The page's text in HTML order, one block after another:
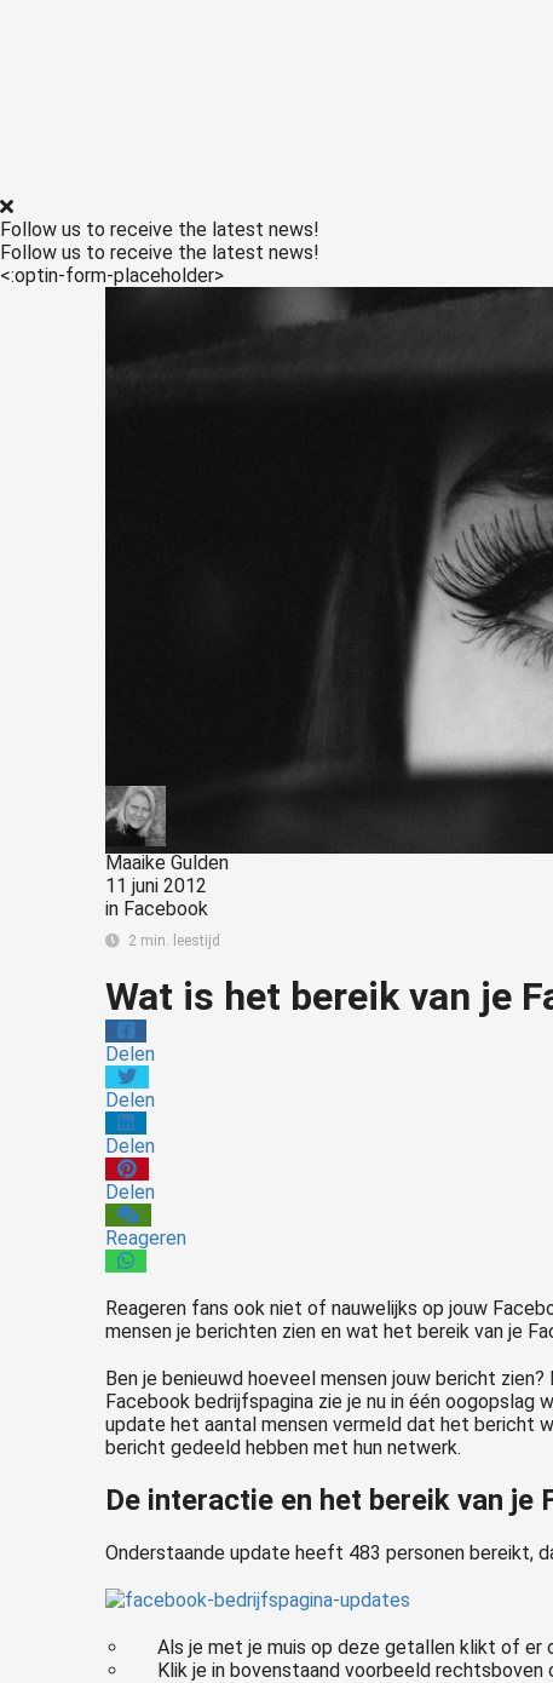
Follow us to receive the latest news!
Follow us to receive the latest news!
<:optin-form-placeholder>
Maaike Gulden
11 juni 2012
in Facebook
2 min. leestijd
Wat is het bereik van je
Delen
Delen
Delen
Delen
Reageren
Reageren fans ook niet of nauwelijks op jouw
mensen je berichten zien en wat het bereik van je
Ben je benieuwd hoeveel mensen jouw bericht
Facebook bedrijfspagina zie je nu in één oogopslag
update het aantal mensen vermeld dat het bericht
bericht gedeeld hebben met hun netwerk.
De interactie en het bereik van je
Onderstaande update heeft 483 personen bereikt,
Als je met je muis op deze getallen klikt of er
Klik je in bovenstaand voorbeeld